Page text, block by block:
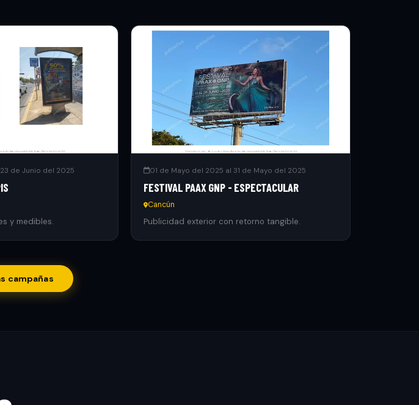
de Junio del 2025
y medibles.
01 de Mayo del 2025 al 31 de Mayo del 2025
FESTIVAL PAAX GNP - ESPECTACULAR
Cancún
Publicidad exterior con retorno tangible.
campañas